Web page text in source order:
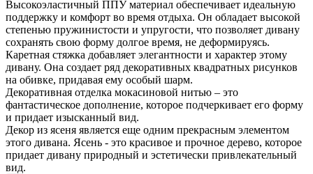
Высокоэластичный ППУ материал обеспечивает идеальную
поддержку и комфорт во время отдыха. Он обладает высокой
степенью пружинистости и упругости, что позволяет дивану
сохранять свою форму долгое время, не деформируясь.
Каретная стяжка добавляет элегантности и характер этому
дивану. Она создает ряд декоративных квадратных рисунков
на обивке, придавая ему особый шарм.
Декоративная отделка мокасиновой нитью – это
фантастическое дополнение, которое подчеркивает его форму
и придает изысканный вид.
Декор из ясеня является еще одним прекрасным элементом
этого дивана. Ясень - это красивое и прочное дерево, которое
придает дивану природный и эстетически привлекательный
вид.